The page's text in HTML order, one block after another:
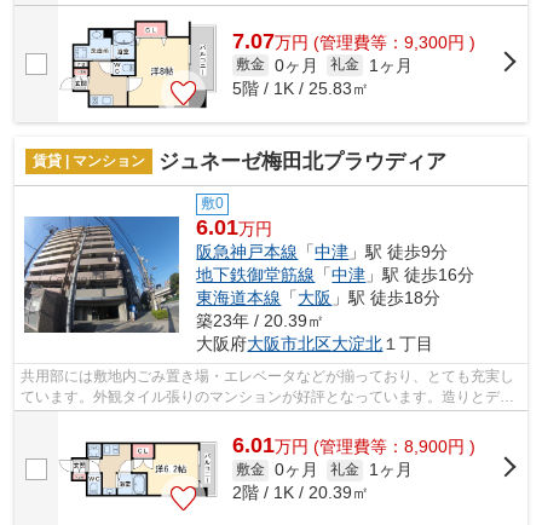
7.07万円 (管理費等：9,300円 )
敷金 0ヶ月 礼金
1ヶ月
5階 / 1K / 25.83㎡
賃貸 | マンション ジュネーゼ梅田北プラウディア
敷0
6.01万円
阪急神戸本線 「中津 」駅 徒歩9分
地下鉄御堂筋線 「中津 」駅 徒歩16分
東海道本線 「大阪 」駅 徒歩18分
築23年 / 20.39㎡
大阪府大阪市北区大淀北 １丁目
共用部には敷地内ごみ置き場・エレベータなどが揃っており、とても充実し
ています。外観タイル張りのマンションが好評となっています。造りとデザ
インに関して、自信をもって情報を提...
6.01万円 (管理費等：8,900円 )
敷金 0ヶ月 礼金
1ヶ月
2階 / 1K / 20.39㎡